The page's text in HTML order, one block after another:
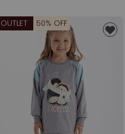
OUTLET 50% OFF